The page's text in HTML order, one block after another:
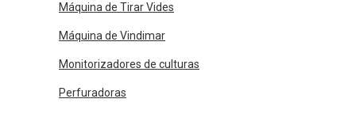
Máquina de Tirar Vides
Máquina de Vindimar
Monitorizadores de culturas
Perfuradoras